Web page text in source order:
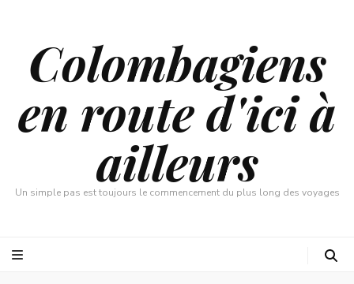
Colombagiens
en route d'ici à
ailleurs
Un simple pas est toujours le commencement du plus long des voyages